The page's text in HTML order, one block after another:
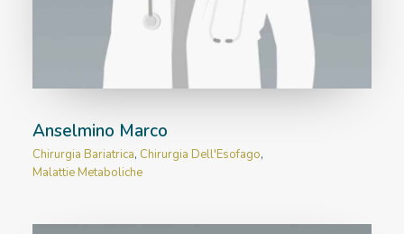
Anselmino Marco
Chirurgia Bariatrica, Chirurgia Dell'Esofago,
Malattie Metaboliche